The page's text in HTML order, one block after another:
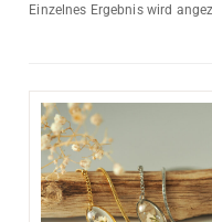
Einzelnes Ergebnis wird